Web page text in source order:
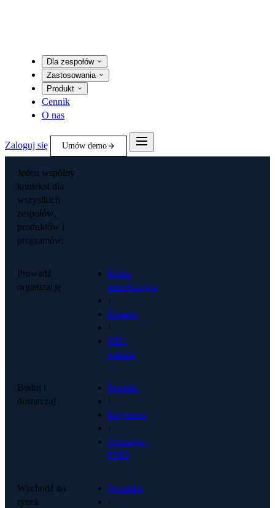
Dla zespołów
Zastosowania
Produkt
Cennik
O nas
Zaloguj się Umów demo
Jeden wspólny
kontekst dla
wszystkich
zespołów,
produktów i
programów.
Prowadź
organizację
Kadra
zarządzająca
·
Finanse
·
HR i
kultura
Buduj i
dostarczaj
Produkt
·
Inżynieria
·
Operacje i
PMO
Wychodź na
rynek
Sprzedaż
·